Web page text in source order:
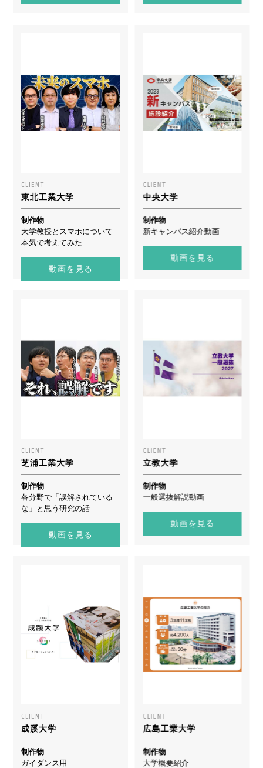
CLIENT
東北工業大学
制作物
大学教授とスマホについて
本気で考えてみた
動画を見る
CLIENT
中央大学
制作物
新キャンパス紹介動画
動画を見る
CLIENT
芝浦工業大学
制作物
各分野で「誤解されている
な」と思う研究の話
動画を見る
CLIENT
立教大学
制作物
一般選抜解説動画
動画を見る
CLIENT
成蹊大学
制作物
ガイダンス用
CLIENT
広島工業大学
制作物
大学概要紹介